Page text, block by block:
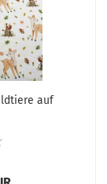
auf